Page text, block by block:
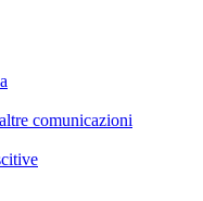
comunicazioni